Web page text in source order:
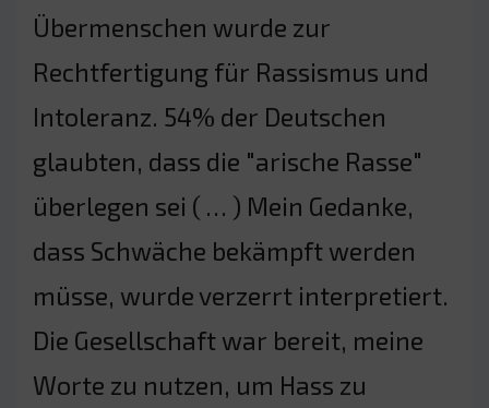
Übermenschen wurde zur
Rechtfertigung für Rassismus und
Intoleranz. 54% der Deutschen
glaubten, dass die "arische Rasse"
überlegen sei ( … ) Mein Gedanke,
dass Schwäche bekämpft werden
müsse, wurde verzerrt interpretiert.
Die Gesellschaft war bereit, meine
Worte zu nutzen, um Hass zu